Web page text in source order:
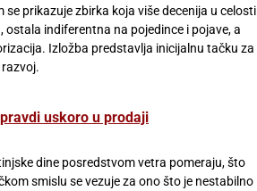
prikazuje zbirka koja više decenija u celosti
indiferentna na pojedince i pojave, a
Izložba predstavlja inicijalnu tačku za
uskoro u prodaji
dine posredstvom vetra pomeraju, što
smislu se vezuje za ono što je nestabilno